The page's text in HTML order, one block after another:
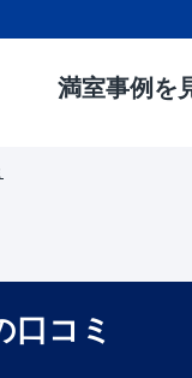
満室事例を
口コミ